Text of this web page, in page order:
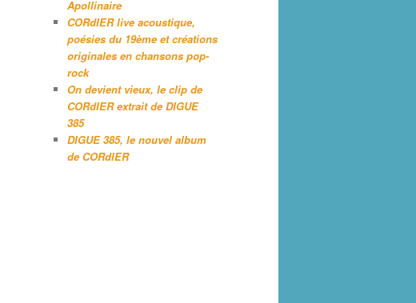
Apollinaire
CORdIER live acoustique,
poésies du 19ème et créations
originales en chansons pop-
rock
On devient vieux, le clip de
CORdIER extrait de DIGUE
385
DIGUE 385, le nouvel album
de CORdIER